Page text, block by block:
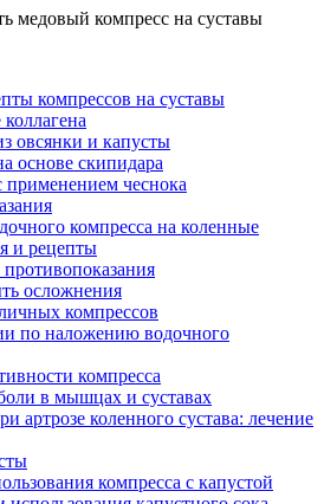
медовый компресс на суставы
компрессов на суставы
овсянки и капусты
основе скипидара
чеснока
компресса на коленные
и рецепты
осложнения
компрессов
по наложению водочного
компресса
в мышцах и суставах
артрозе коленного сустава: лечение
компресса с капустой